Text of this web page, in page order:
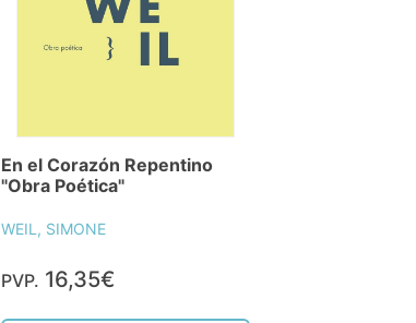
En el Corazón Repentino
"Obra Poética"
WEIL, SIMONE
PVP. 16,35€